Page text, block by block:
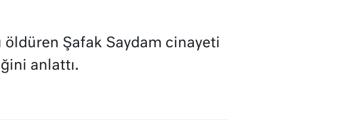
öldüren Şafak Saydam cinayeti
anlattı.